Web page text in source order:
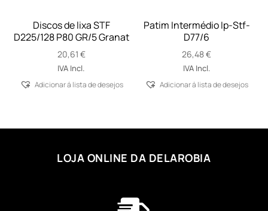
Discos de lixa STF
D225/128 P80 GR/5 Granat
20,61 €
IVA Incl.
Adicionar á lista de desejos
Patim Intermédio Ip-Stf-
D77/6
26,48€
IVA Incl.
Adicionar á lista de desejos
LOJA ONLINE DA DELAROBIA